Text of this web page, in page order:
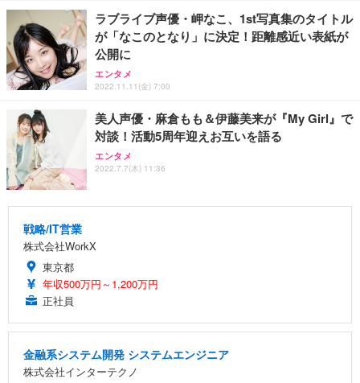
ラブライブ声優・岬なこ、1st写真集のタイトル
が「なこのとなり」に決定！距離感近い表紙が
公開に
エンタメ
2022.11.11(金) 7:00
美人声優・麻倉もも＆伊藤美来が『My Girl』で
対談！活動5周年迎えお互いを語る
エンタメ
2022.7.7(木) 11:36
戦略/IT営業
株式会社WorkX
東京都
年収500万円～1,200万円
正社員
金融系システム開発 システムエンジニア
株式会社インターテクノ